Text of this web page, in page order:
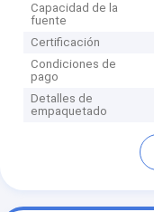
Capacidad de la
fuente
Certificación
Condiciones de
pago
Detalles de
empaquetado